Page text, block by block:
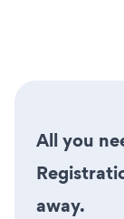
All you
away.